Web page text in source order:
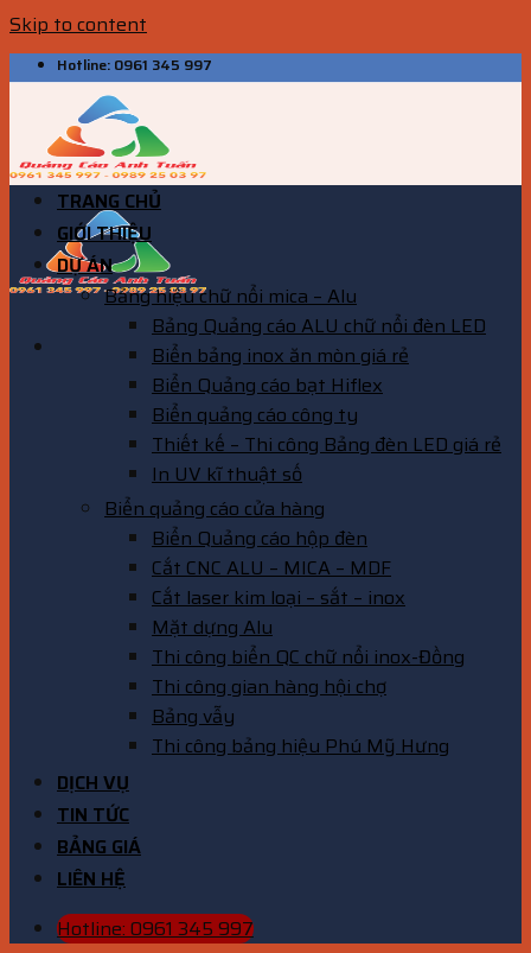
Skip to content
Hotline: 0961 345 997
TRANG CHỦ
GIỚI THIỆU
DỰ ÁN
Bảng hiệu chữ nổi mica – Alu
Bảng Quảng cáo ALU chữ nổi đèn LED
Biển bảng inox ăn mòn giá rẻ
Biển Quảng cáo bạt Hiflex
Biển quảng cáo công ty
Thiết kế – Thi công Bảng đèn LED giá rẻ
In UV kĩ thuật số
Biển quảng cáo cửa hàng
Biển Quảng cáo hộp đèn
Cắt CNC ALU – MICA – MDF
Cắt laser kim loại – sắt – inox
Mặt dựng Alu
Thi công biển QC chữ nổi inox-Đồng
Thi công gian hàng hội chợ
Bảng vẫy
Thi công bảng hiệu Phú Mỹ Hưng
DỊCH VỤ
TIN TỨC
BẢNG GIÁ
LIÊN HỆ
Hotline: 0961 345 997